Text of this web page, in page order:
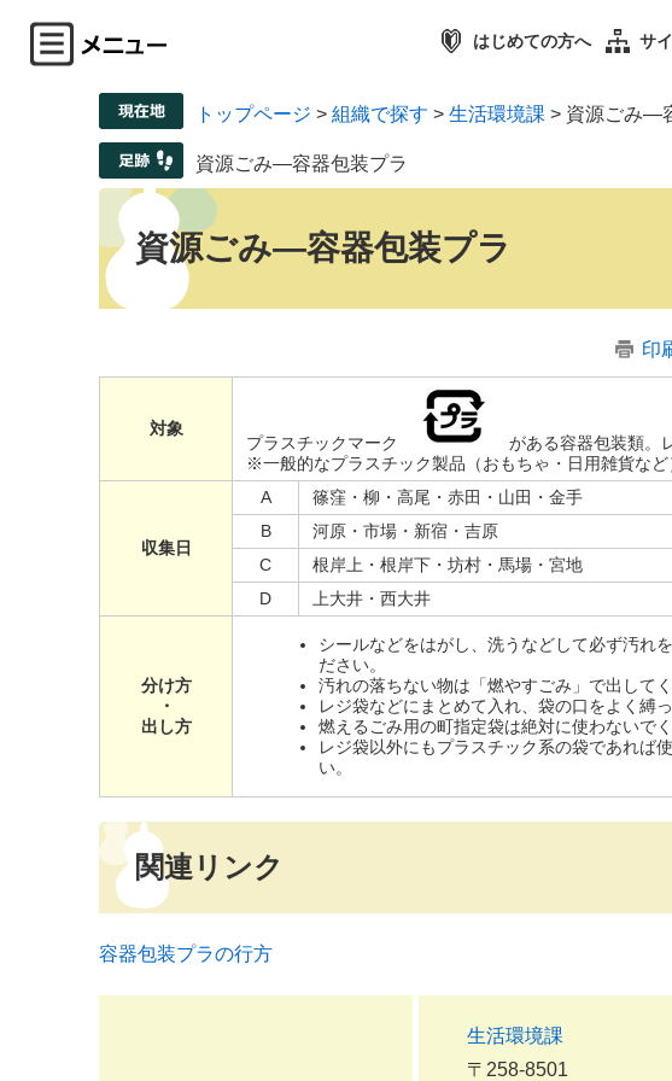
はじめての方へ サ
トップページ > 組織で探す > 生活環境課 > 資源ごみ―
資源ごみ―容器包装プラ
資源ごみ―容器包装プラ
印
対象
プラスチックマーク
がある容器包装類。
※一般的なプラスチック製品（おもちゃ・日用雑貨など
収集日
A 篠窪・柳・高尾・赤田・山田・金手
B
河原・市場・新宿・吉原
C
根岸上・根岸下・坊村・馬場・宮地
D
上大井・西大井
分け方
・
出し方
シールなどをはがし、洗うなどして必ず汚れ
ださい。
汚れの落ちない物は「燃やすごみ」で出してく
レジ袋などにまとめて入れ、袋の口をよく縛
燃えるごみ用の町指定袋は絶対に使わないでく
レジ袋以外にもプラスチック系の袋であれば
い。
関連リンク
容器包装プラの行方
生活環境課
〒258-8501